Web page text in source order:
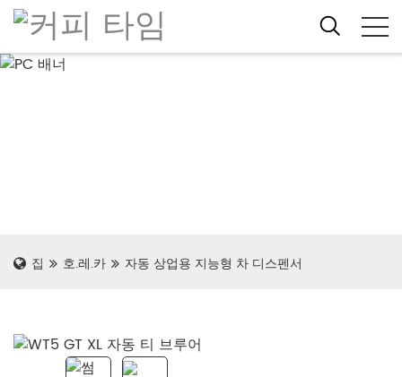
집 호.레.카 자동 상업용 지능형 차 디스펜서